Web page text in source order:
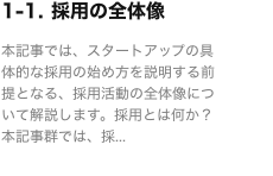
1-1. 採用の全体像
本記事では、スタートアップの具
体的な採用の始め方を説明する前
提となる、採用活動の全体像につ
いて解説します。採用とは何か？
本記事群では、採...